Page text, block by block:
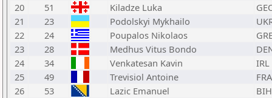
20
51 Kiladze Luka
21
23 Podolskyi Mykhailo
22
24 Poupalos Nikolaos
23
28 Medhus Vitus Bondo
24
34 Venkatesan Kavin
IRL
25
49 Trevisiol Antoine
FRA
26
53 Lazic Emanuel
BIH